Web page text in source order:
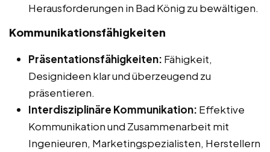
Herausforderungen in Bad König zu bewältigen.
Kommunikationsfähigkeiten
Präsentationsfähigkeiten: Fähigkeit,
Designideen klar und überzeugend zu
präsentieren.
Interdisziplinäre Kommunikation: Effektive
Kommunikation und Zusammenarbeit mit
Ingenieuren, Marketingspezialisten, Herstellern